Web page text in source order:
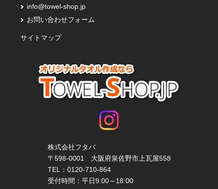
info@towel-shop.jp
お問い合わせフォーム
サイトマップ
株式会社フタバ
〒598-0001 大阪府泉佐野市上瓦屋558
TEL： 0120-710-864
受付時間：平日9:00～18:00